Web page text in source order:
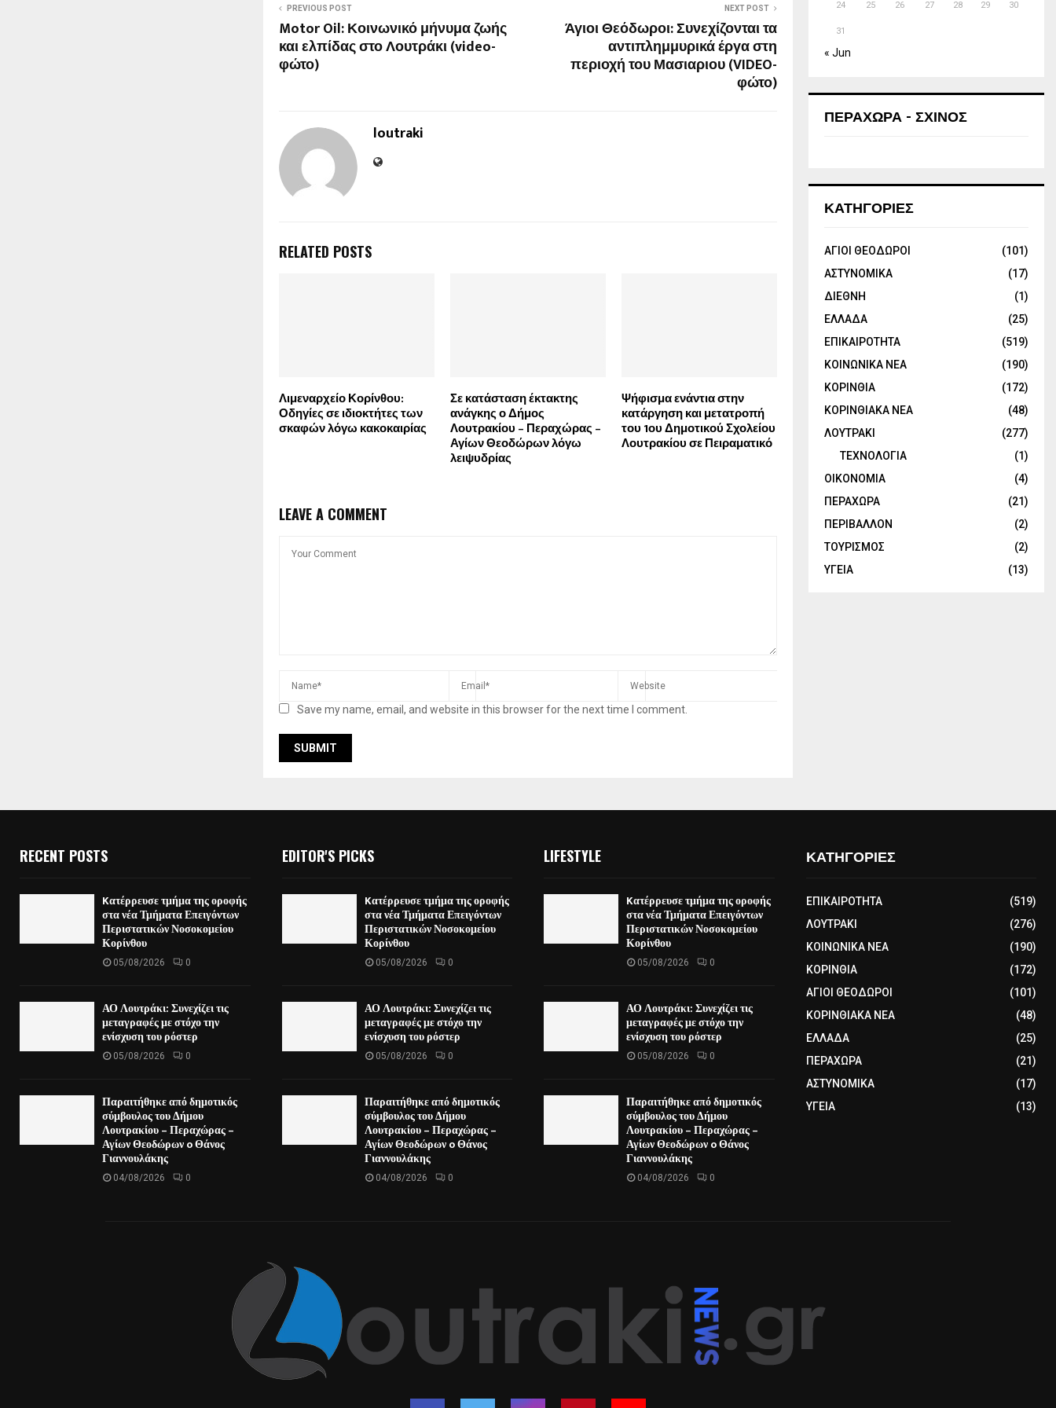
PREVIOUS POST
Motor Oil: Κοινωνικό μήνυμα ζωής
και ελπίδας στο Λουτράκι (video-
φώτο)
NEXT POST
Άγιοι Θεόδωροι: Συνεχίζονται τα
αντιπλημμυρικά έργα στη
περιοχή του Μασιαριου (VIDEO-
φώτο)
loutraki
RELATED POSTS
Λιμεναρχείο Κορίνθου:
Οδηγίες σε ιδιοκτήτες των
σκαφών λόγω κακοκαιρίας
Σε κατάσταση έκτακτης
ανάγκης ο Δήμος
Λουτρακίου – Περαχώρας –
Αγίων Θεοδώρων λόγω
λειψυδρίας
Ψήφισμα ενάντια στην
κατάργηση και μετατροπή
του 1ου Δημοτικού Σχολείου
Λουτρακίου σε Πειραματικό
LEAVE A COMMENT
Save my name, email, and website in this browser for the next time I comment.
24 25 26 27 28 29 30
31
« Jun
ΠΕΡΑΧΩΡΑ - ΣΧΙΝΟΣ
ΚΑΤΗΓΟΡΙΕΣ
ΑΓΙΟΙ ΘΕΟΔΩΡΟΙ
(101)
ΑΣΤΥΝΟΜΙΚΑ
(17)
ΔΙΕΘΝΗ
(1)
ΕΛΛΑΔΑ
(25)
ΕΠΙΚΑΙΡΟΤΗΤΑ
(519)
ΚΟΙΝΩΝΙΚΑ ΝΕΑ
(190)
ΚΟΡΙΝΘΙΑ
(172)
ΚΟΡΙΝΘΙΑΚΑ ΝΕΑ
(48)
ΛΟΥΤΡΑΚΙ
(277)
ΤΕΧΝΟΛΟΓΙΑ
(1)
ΟΙΚΟΝΟΜΙΑ
(4)
ΠΕΡΑΧΩΡΑ
(21)
ΠΕΡΙΒΑΛΛΟΝ
(2)
ΤΟΥΡΙΣΜΟΣ
(2)
ΥΓΕΙΑ
(13)
RECENT POSTS
Kατέρρευσε τμήμα της οροφής
στα νέα Τμήματα Επειγόντων
Περιστατικών Νοσοκομείου
Κορίνθου
05/08/2026 0
ΑΟ Λουτράκι: Συνεχίζει τις
μεταγραφές με στόχο την
ενίσχυση του ρόστερ
05/08/2026 0
Παραιτήθηκε από δημοτικός
σύμβουλος του Δήμου
Λουτρακίου – Περαχώρας –
Αγίων Θεοδώρων o Θάνος
Γιαννουλάκης
04/08/2026 0
EDITOR'S PICKS
Kατέρρευσε τμήμα της οροφής
στα νέα Τμήματα Επειγόντων
Περιστατικών Νοσοκομείου
Κορίνθου
05/08/2026 0
ΑΟ Λουτράκι: Συνεχίζει τις
μεταγραφές με στόχο την
ενίσχυση του ρόστερ
05/08/2026 0
Παραιτήθηκε από δημοτικός
σύμβουλος του Δήμου
Λουτρακίου – Περαχώρας –
Αγίων Θεοδώρων o Θάνος
Γιαννουλάκης
04/08/2026 0
LIFESTYLE
Kατέρρευσε τμήμα της οροφής
στα νέα Τμήματα Επειγόντων
Περιστατικών Νοσοκομείου
Κορίνθου
05/08/2026 0
ΑΟ Λουτράκι: Συνεχίζει τις
μεταγραφές με στόχο την
ενίσχυση του ρόστερ
05/08/2026 0
Παραιτήθηκε από δημοτικός
σύμβουλος του Δήμου
Λουτρακίου – Περαχώρας –
Αγίων Θεοδώρων o Θάνος
Γιαννουλάκης
04/08/2026 0
ΚΑΤΗΓΟΡΙΕΣ
ΕΠΙΚΑΙΡΟΤΗΤΑ
(519)
ΛΟΥΤΡΑΚΙ
(276)
ΚΟΙΝΩΝΙΚΑ ΝΕΑ
(190)
ΚΟΡΙΝΘΙΑ
(172)
ΑΓΙΟΙ ΘΕΟΔΩΡΟΙ
(101)
ΚΟΡΙΝΘΙΑΚΑ ΝΕΑ
(48)
ΕΛΛΑΔΑ
(25)
ΠΕΡΑΧΩΡΑ
(21)
ΑΣΤΥΝΟΜΙΚΑ
(17)
ΥΓΕΙΑ
(13)